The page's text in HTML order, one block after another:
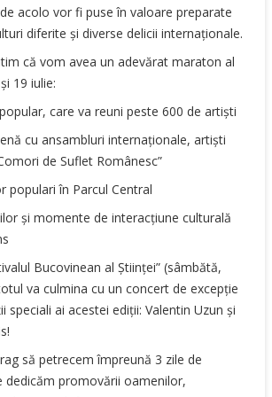
acolo vor fi puse în valoare preparate
diferite și diverse delicii internaționale.
că vom avea un adevărat maraton al
19 iulie:
care va reuni peste 600 de artiști
cu ansambluri internaționale, artiști
de Suflet Românesc”
populari în Parcul Central
și momente de interacțiune culturală
Bucovinean al Științei” (sâmbătă,
va culmina cu un concert de excepție
speciali ai acestei ediții: Valentin Uzun și
să petrecem împreună 3 zile de
dedicăm promovării oamenilor,